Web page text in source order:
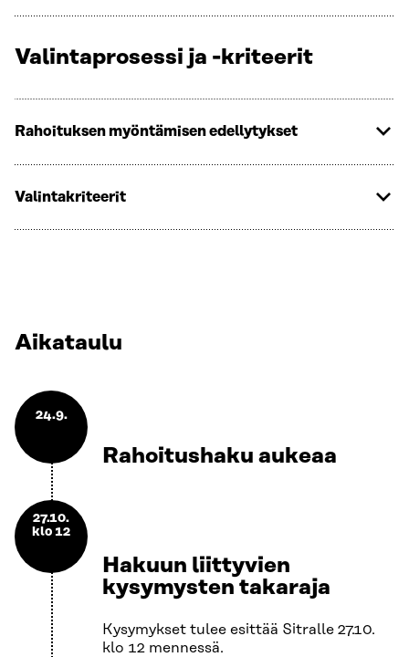
Valintaprosessi ja -kriteerit
Rahoituksen myöntämisen edellytykset
Valintakriteerit
Aikataulu
24.9.
Rahoitushaku aukeaa
27.10.
klo 12
Hakuun liittyvien
kysymysten takaraja
Kysymykset tulee esittää Sitralle 27.10.
klo 12 mennessä.